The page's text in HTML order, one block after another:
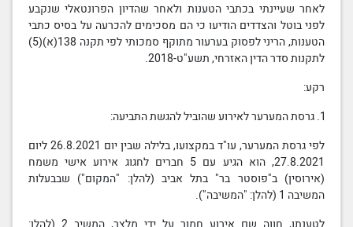
לאחר שעיינתי בכתבי הטענות ולאחר שהדיון הפרונטאלי שנקבע
לפני בוטל והצדדים הודיעו כי הם מסכימים להכרעה על בסיס כתבי
הטענות, הריני לפסוק בערעור מתוקף סמכותי לפי תקנה 138(א)(5)
לתקנותסדר הדיןהאזרחי, תשע"ט-2018.
רקע:
1. גרסת המערער לאירוע שהוביל להגשת התביעה:
לפי גרסת המערער, עו"ד במקצועו, בלילה שבין יום 26.8.2021 ליום
27.8.2021, הוא הגיע עם 5 חברים לחגוג אירוע אישי משמח
(אירוסין) ב"פוסטר בר" בתל אביב (להלן: "המקום") שבבעלות
המשיבה 1 (להלן: "המשיבה").